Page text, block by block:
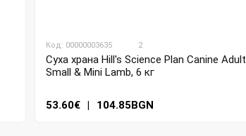
Код: 00000003635 2
Суха храна Hill's Science Plan Canine Adult
Small & Mini Lamb, 6 кг
53.60€ | 104.85BGN